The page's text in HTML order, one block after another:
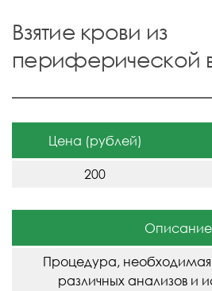
Взятие крови из
периферической
Цена (рублей)
200
Описание
Процедура, необходимая
различных анализов и